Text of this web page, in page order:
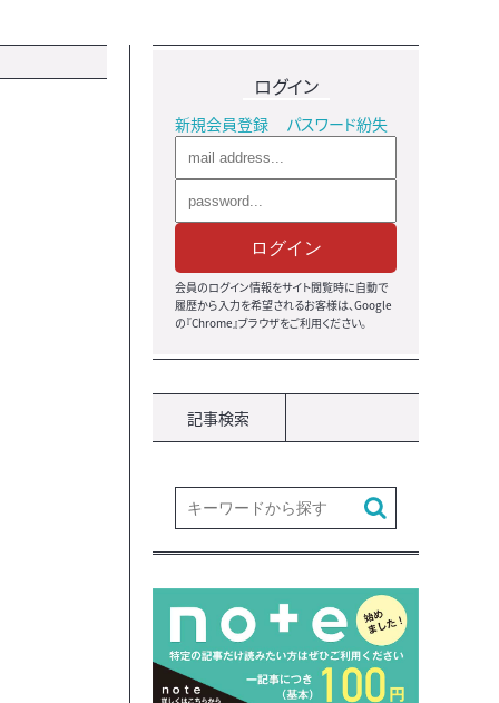
ログイン
新規会員登録 パスワード紛失
ログイン
会員のログイン情報をサイト閲覧時に自動で
履歴から入力を希望されるお客様は、Google
の『Chrome』ブラウザをご利用ください。
記事検索